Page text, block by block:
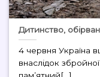
Дитинство,
4 червня Україна
внаслідок
пам’ятний[...]